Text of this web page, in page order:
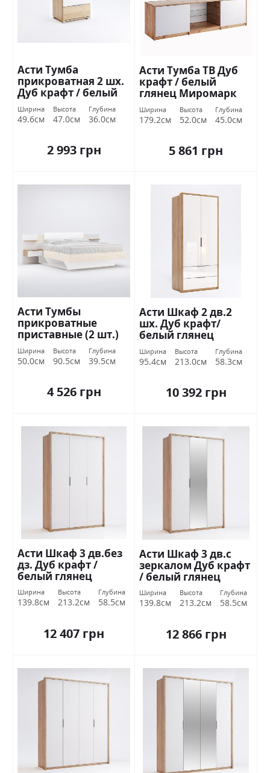
Асти Тумба
прикроватная 2 шх.
Дуб крафт / белый
глянец Миромарк
Ширина
49.6см
Высота
47.0см
Глубина
36.0см
2 993 грн
Асти Тумба ТВ Дуб
крафт / белый
глянец Миромарк
Ширина
179.2см
Высота
52.0см
Глубина
45.0см
5 861 грн
Асти Тумбы
прикроватные
приставные (2 шт.)
Дуб крафт / белый
глянец Миромарк
Ширина
50.0см
Высота
90.5см
Глубина
39.5см
4 526 грн
Асти Шкаф 2 дв.2
шх. Дуб крафт/
белый глянец
Миромарк
Ширина
95.4см
Высота
213.0см
Глубина
58.3см
10 392 грн
Асти Шкаф 3 дв.без
дз. Дуб крафт /
белый глянец
Миромарк
Ширина
139.8см
Высота
213.2см
Глубина
58.5см
12 407 грн
Асти Шкаф 3 дв.с
зеркалом Дуб крафт
/ белый глянец
Миромарк
Ширина
139.8см
Высота
213.2см
Глубина
58.5см
12 866 грн